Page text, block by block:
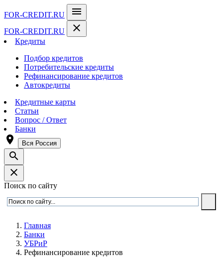
FOR-CREDIT.RU menu
FOR-CREDIT.RU close
Кредиты
Подбор кредитов
Потребительские кредиты
Рефинансирование кредитов
Автокредиты
Кредитные карты
Статьи
Вопрос / Ответ
Банки
room Вся Россия
search
close
Поиск по сайту
Главная
Банки
УБРиР
Рефинансирование кредитов